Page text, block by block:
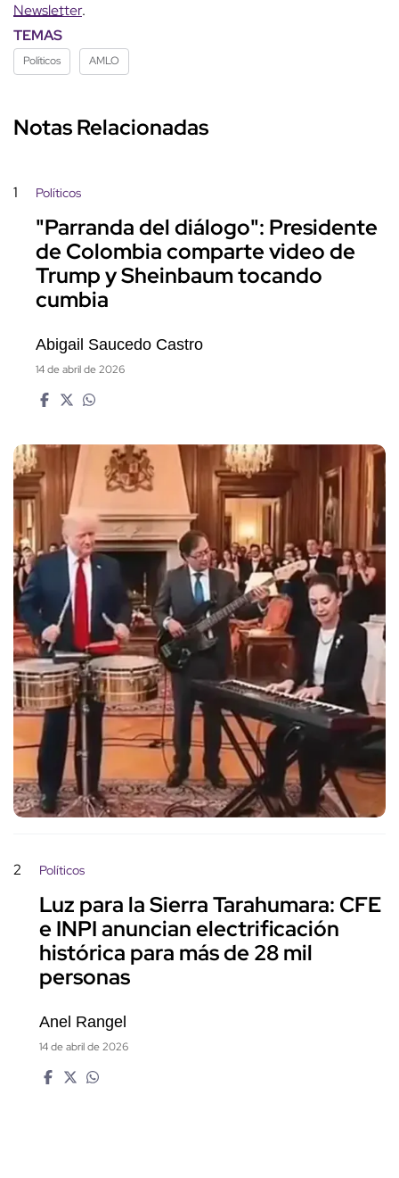
Newsletter.
TEMAS
Políticos AMLO
Notas Relacionadas
1 Políticos
"Parranda del diálogo": Presidente
de Colombia comparte video de
Trump y Sheinbaum tocando
cumbia
Abigail Saucedo Castro
14 de abril de 2026
2 Políticos
Luz para la Sierra Tarahumara: CFE
e INPI anuncian electrificación
histórica para más de 28 mil
personas
Anel Rangel
14 de abril de 2026